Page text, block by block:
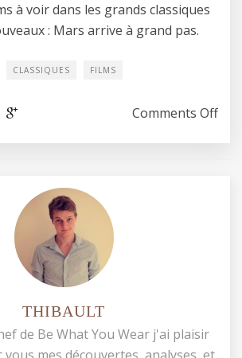
à voir dans les grands classiques
: Mars arrive à grand pas.
CLASSIQUES FILMS
Comments Offon
THIBAULT
de Be What You Wear j'ai plaisir